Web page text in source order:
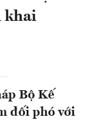
khai
Bộ Kế
đối phó với